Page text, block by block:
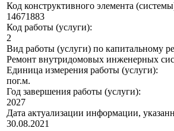
Код конструктивного элемента
14671883
Код работы (услуги):
2
Вид работы (услуги) по капитальному
Ремонт внутридомовых инженерных
Единица измерения работы (услуги):
пог.м.
Год завершения работы (услуги):
2027
Дата актуализации информации,
30.08.2021